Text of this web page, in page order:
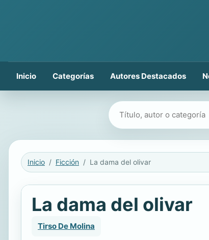
Inicio Categorías Autores Destacados
Buscar libros
Inicio Ficción La dama del olivar
La dama del olivar
Tirso De Molina